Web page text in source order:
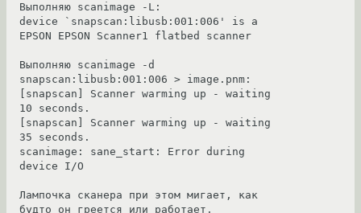
Выполняю scanimage -L:
device `snapscan:libusb:001:006' is a
EPSON EPSON Scanner1 flatbed scanner
Выполняю scanimage -d
snapscan:libusb:001:006 > image.pnm:
[snapscan] Scanner warming up - waiting
10 seconds.
[snapscan] Scanner warming up - waiting
35 seconds.
scanimage: sane_start: Error during
device I/O
Лампочка сканера при этом мигает, как
будто он греется или работает.